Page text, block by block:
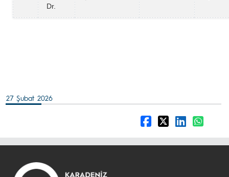
Dr.
27 Şubat 2026